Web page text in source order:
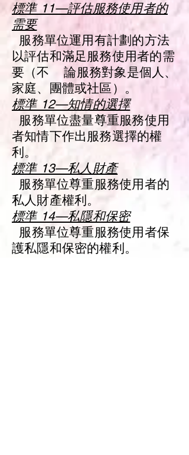
標準 11—評估服務使用者的
需要
服務單位運用有計劃的方法
以評估和滿足服務使用者的需
要（不 論服務對象是個人、
家庭、團體或社區）。
標準 12—知情的選擇
服務單位盡量尊重服務使用
者知情下作出服務選擇的權
利。
標準 13—私人財產
服務單位尊重服務使用者的
私人財產權利。
標準 14—私隱和保密
服務單位尊重服務使用者保
護私隱和保密的權利。